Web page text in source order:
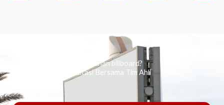
Ingin tahu tentang periklanan billboard?
Kami Berikan Konsultasi Bersama Tim Ahli